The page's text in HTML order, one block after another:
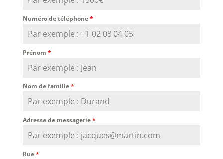
Numéro de téléphone*
Prénom *
Nom de famille*
Adresse de messagerie*
Rue*